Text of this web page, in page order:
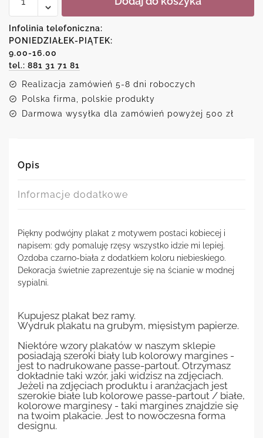
gdy
pomaluję
rzęsy
wszystko
mi
lepiej
Infolinia telefoniczna:
PONIEDZIAŁEK-PIĄTEK:
9.00-16.00
tel.: 881 31 71 81
Realizacja zamówień 5-8 dni roboczych
Polska firma, polskie produkty
Darmowa wysyłka dla zamówień powyżej 500 zł
Opis
Informacje dodatkowe
Piękny podwójny plakat z motywem postaci kobiecej i
napisem: gdy pomaluję rzęsy wszystko idzie mi lepiej.
Ozdoba czarno-biała z dodatkiem koloru niebieskiego.
Dekoracja świetnie zaprezentuje się na ścianie w modnej
sypialni.
Kupujesz plakat bez ramy.
Wydruk plakatu na grubym, mięsistym papierze.
Niektóre wzory plakatów w naszym sklepie
posiadają szeroki biały lub kolorowy margines -
jest to nadrukowane passe-partout. Otrzymasz
dokładnie taki wzór, jaki widzisz na zdjęciach.
Jeżeli na zdjęciach produktu i aranżacjach jest
szerokie białe lub kolorowe passe-partout / białe,
kolorowe marginesy - taki margines znajdzie się
na twoim plakacie. Jest to nowoczesna forma
designu.